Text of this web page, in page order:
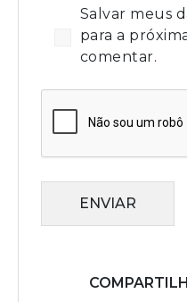
Salvar meus
para a
comentar.
ENVIAR